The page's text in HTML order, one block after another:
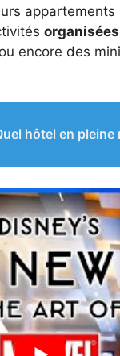
encore des
hôtel en